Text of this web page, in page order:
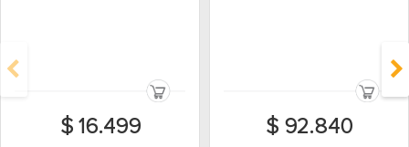
$ 16.499 $ 92.840